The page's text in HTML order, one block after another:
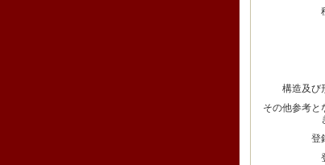
構造及び
その他参考と
登